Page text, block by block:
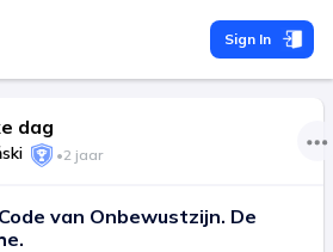
Sign In
dag
•2 jaar
van Onbewustzijn. De